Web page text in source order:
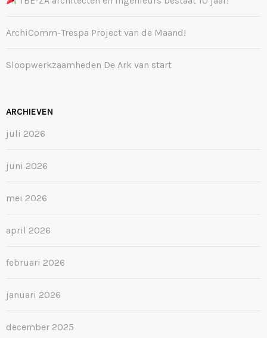
ArchiComm-Trespa Project van de Maand!
Sloopwerkzaamheden De Ark van start
ARCHIEVEN
juli 2026
juni 2026
mei 2026
april 2026
februari 2026
januari 2026
december 2025